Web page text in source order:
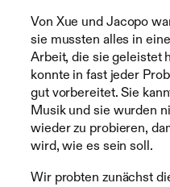
Von Xue und Jacopo
sie mussten alles in
Arbeit, die sie geleistet
konnte in fast jeder
gut vorbereitet. Sie
Musik und sie wurden
wieder zu probieren,
wird, wie es sein soll.
Wir probten zunächst